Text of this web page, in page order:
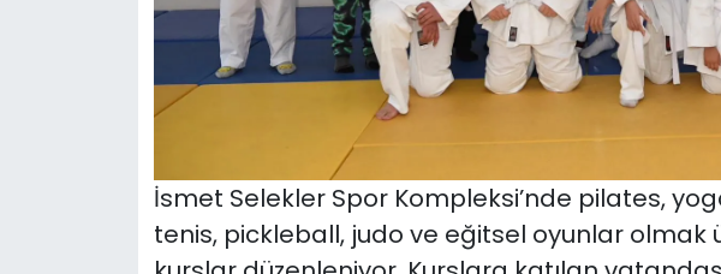
İsmet Selekler Spor Kompleksi’nde pilates,
tenis, pickleball, judo ve eğitsel oyunlar olmak